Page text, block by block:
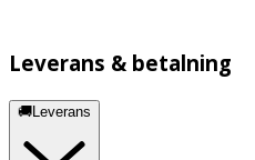
Leverans & betalning
🚚Leverans